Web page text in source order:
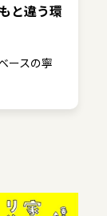
と違う環
ースの寧